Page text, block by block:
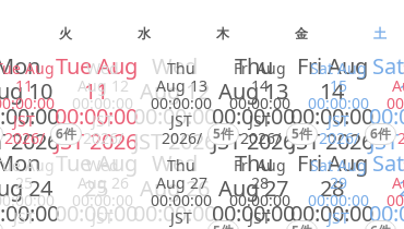
火 水 木 金 土
10
2026
Aug
11
JST
2026/
Tue Aug
11
00:00:00
JST 2026
6件
Wed
Aug 12
00:00:00
JST
2026/
Wed
Aug 12
00:00:00
JST 2026
Thu
Aug 13
00:00:00
JST
2026/
Thu
Aug 13
00:00:00
JST 2026
5件
Fri Aug
14
00:00:00
JST
2026/
Fri Aug
14
00:00:00
JST 2026
5件
Sat Aug
15
00:00:00
JST
2026/
6件
24
Aug
25
JST
Tue Aug
25
00:00:00
Wed
Aug 26
00:00:00
JST
Wed
Aug 26
00:00:00
Thu
Aug 27
00:00:00
JST
Thu
Aug 27
00:00:00
Fri Aug
28
00:00:00
JST
Fri Aug
28
00:00:00
Sat Aug
29
00:00:00
JST